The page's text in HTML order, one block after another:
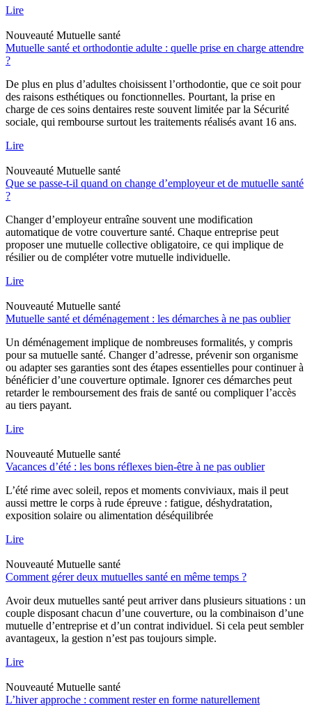
Lire
Nouveauté Mutuelle santé
Mutuelle santé et orthodontie adulte : quelle prise en charge attendre
?
De plus en plus d’adultes choisissent l’orthodontie, que ce soit pour
des raisons esthétiques ou fonctionnelles. Pourtant, la prise en
charge de ces soins dentaires reste souvent limitée par la Sécurité
sociale, qui rembourse surtout les traitements réalisés avant 16 ans.
Lire
Nouveauté Mutuelle santé
Que se passe-t-il quand on change d’employeur et de mutuelle santé
?
Changer d’employeur entraîne souvent une modification
automatique de votre couverture santé. Chaque entreprise peut
proposer une mutuelle collective obligatoire, ce qui implique de
résilier ou de compléter votre mutuelle individuelle.
Lire
Nouveauté Mutuelle santé
Mutuelle santé et déménagement : les démarches à ne pas oublier
Un déménagement implique de nombreuses formalités, y compris
pour sa mutuelle santé. Changer d’adresse, prévenir son organisme
ou adapter ses garanties sont des étapes essentielles pour continuer à
bénéficier d’une couverture optimale. Ignorer ces démarches peut
retarder le remboursement des frais de santé ou compliquer l’accès
au tiers payant.
Lire
Nouveauté Mutuelle santé
Vacances d’été : les bons réflexes bien-être à ne pas oublier
L’été rime avec soleil, repos et moments conviviaux, mais il peut
aussi mettre le corps à rude épreuve : fatigue, déshydratation,
exposition solaire ou alimentation déséquilibrée
Lire
Nouveauté Mutuelle santé
Comment gérer deux mutuelles santé en même temps ?
Avoir deux mutuelles santé peut arriver dans plusieurs situations : un
couple disposant chacun d’une couverture, ou la combinaison d’une
mutuelle d’entreprise et d’un contrat individuel. Si cela peut sembler
avantageux, la gestion n’est pas toujours simple.
Lire
Nouveauté Mutuelle santé
L’hiver approche : comment rester en forme naturellement